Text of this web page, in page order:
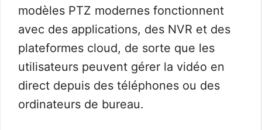
modèles PTZ modernes fonctionnent
avec des applications, des NVR et des
plateformes cloud, de sorte que les
utilisateurs peuvent gérer la vidéo en
direct depuis des téléphones ou des
ordinateurs de bureau.